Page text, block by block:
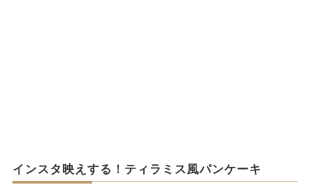
インスタ映えする！ティラミス風パンケーキ